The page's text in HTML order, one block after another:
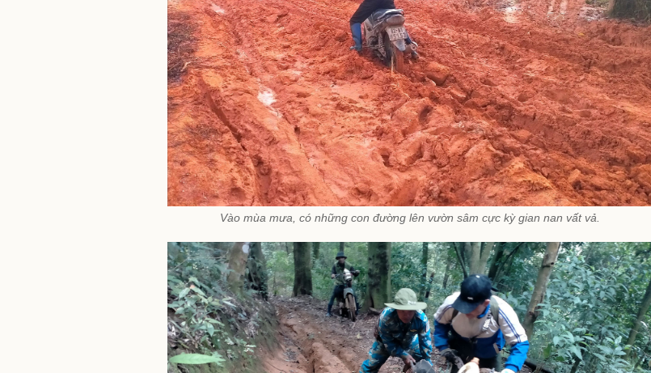
Vào mùa mưa, có những con đường lên vườn sâm cực kỳ gian nan vất vả.